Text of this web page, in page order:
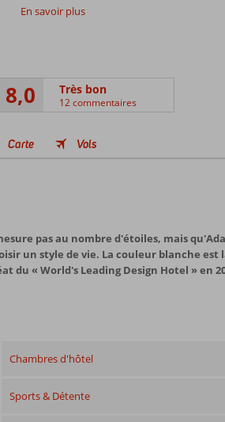
En savoir plus
8,0 Très bon
12 commentaires
Carte Vols
pas au nombre d'étoiles, mais
un style de vie. La couleur blanche est
« World's Leading Design Hotel » en
Chambres d'hôtel
Sports & Détente